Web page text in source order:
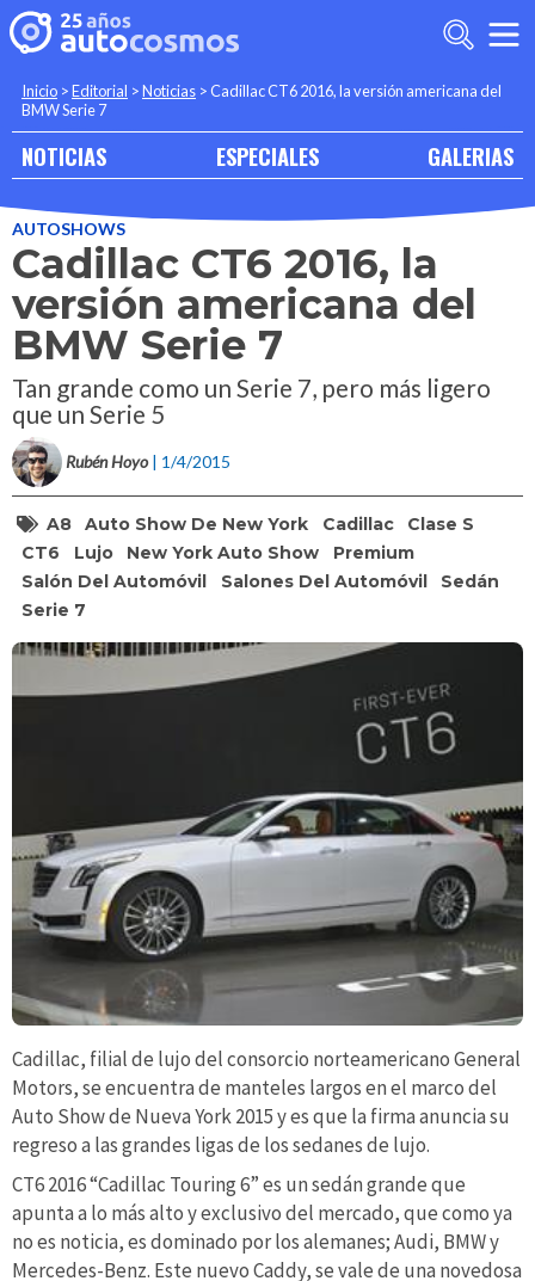
Inicio >Editorial >Noticias >Cadillac CT6 2016, la versión americana del
BMW Serie 7
NOTICIAS ESPECIALES GALERIAS
AUTOSHOWS
Cadillac CT6 2016, la
versión americana del
BMW Serie 7
Tan grande como un Serie 7, pero más ligero
que un Serie 5
Rubén Hoyo | 1/4/2015
A8 Auto Show De New York Cadillac
Clase S
CT6
Lujo New York Auto Show
Premium
Salón Del Automóvil
Salones Del Automóvil
Sedán
Serie 7
Cadillac, filial de lujo del consorcio norteamericano General
Motors, se encuentra de manteles largos en el marco del
Auto Show de Nueva York 2015 y es que la firma anuncia su
regreso a las grandes ligas de los sedanes de lujo.
CT6 2016 “Cadillac Touring 6” es un sedán grande que
apunta a lo más alto y exclusivo del mercado, que como ya
no es noticia, es dominado por los alemanes; Audi, BMW y
Mercedes-Benz. Este nuevo Caddy, se vale de una novedosa